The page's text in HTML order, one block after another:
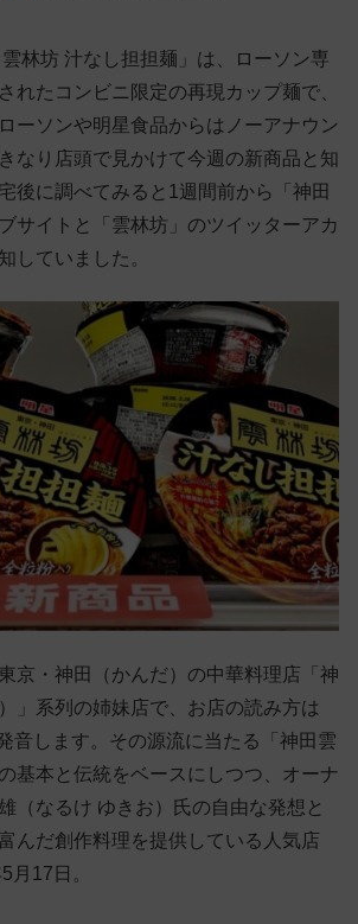
林坊 汁なし担担麺」は、ローソン専
れたコンビニ限定の再現カップ麺で、
ーソンや明星食品からはノーアナウン
なり店頭で見かけて今週の新商品と知
後に調べてみると1週間前から「神田
サイトと「雲林坊」のツイッターアカ
していました。
京・神田（かんだ）の中華料理店「神
」系列の姉妹店で、お店の読み方は
音します。その源流に当たる「神田雲
基本と伝統をベースにしつつ、オーナ
（なるけ ゆきお）氏の自由な発想と
んだ創作料理を提供している人気店
月17日。